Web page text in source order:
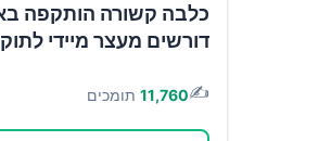
כלבה קשורה הותקפה
דורשים מעצר מיידי
✍️
11,760 תומכים